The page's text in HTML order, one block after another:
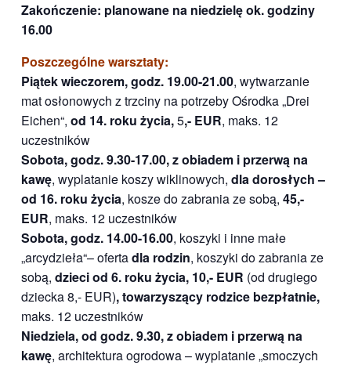
Zakończenie: planowane naniedzielę ok. godziny
16.00
Poszczególne warsztaty:
Piątek wieczorem, godz. 19.00-21.00, wytwarzanie
mat osłonowych z trzciny na potrzeby Ośrodka „Drei
Eichen“, od 14. roku życia,5,- EUR, maks. 12
uczestników
Sobota, godz. 9.30-17.00, z obiadem i przerwą na
kawę, wyplatanie koszy wiklinowych, dla dorosłych –
od 16. roku życia, kosze do zabrania ze sobą, 45,-
EUR, maks. 12 uczestników
Sobota, godz. 14.00-16.00, koszyki i inne małe
„arcydzieła“– ofertadla rodzin, koszyki do zabrania ze
sobą, dzieci od 6. roku życia, 10,- EUR (od drugiego
dziecka 8,- EUR),towarzyszący rodzice bezpłatnie,
maks. 12 uczestników
Niedziela, od godz. 9.30, z obiadem i przerwą na
kawę, architektura ogrodowa – wyplatanie „smoczych